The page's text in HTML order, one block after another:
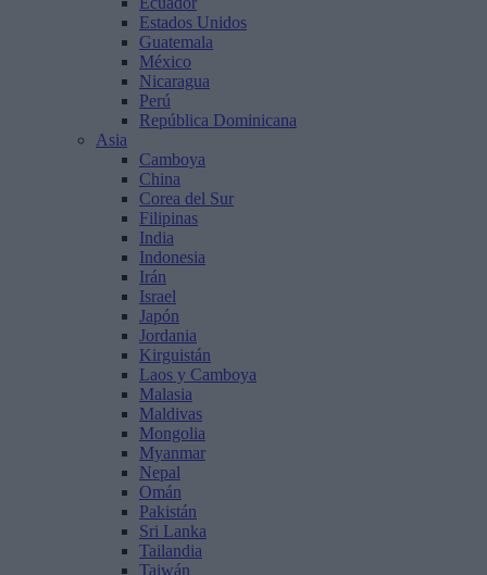
Estados Unidos
Guatemala
México
Nicaragua
Perú
República Dominicana
Asia
Camboya
China
Corea del Sur
Filipinas
India
Indonesia
Irán
Israel
Japón
Jordania
Kirguistán
Laos y Camboya
Malasia
Maldivas
Mongolia
Myanmar
Nepal
Omán
Pakistán
Sri Lanka
Tailandia
Taiwán